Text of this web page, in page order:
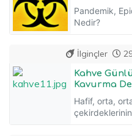
Pandemik,
Nedir?
İlginçler
Kahve
Kavurma
Hafif, orta,